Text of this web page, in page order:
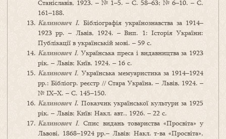
Станіславів, 1923. – № 1–5. – С. 58–63; № 6–10. – С.
161–188.
Калинович I. Бібліографія українознавства за 1914–
1923 рр. – Львів, 1924. – Вип. 1: Історія України:
Публікації в українській мові. – 59 с.
Калинович I. Українська преса і видавництва за 1923
рік. – Львів; Київ, 1924. – 16 с.
Калинович I. Українська мемуаристика за 1914–1924
рр.: Бібліогр. реєстр // Стара Україна. – Львів, 1924. –
№ IХ–Х. – С. 145–150.
Калинович I. Показчик української культури за 1925
рік. – Львів; Київ: Накл. авт., 1926. – 22 с.
Калинович I. Спис видань товариства «Просвіта» у
Львові, 1868–1924 рр.– Львів: Накл. т-ва «Просвіта»,